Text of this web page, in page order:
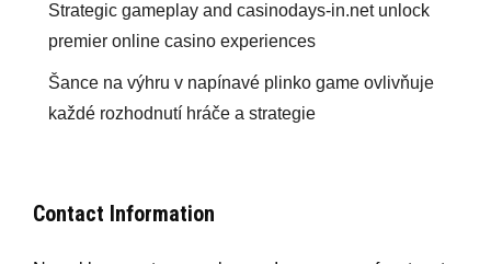
Strategic gameplay and casinodays-in.net unlock
premier online casino experiences
Šance na výhru v napínavé plinko game ovlivňuje
každé rozhodnutí hráče a strategie
Contact Information